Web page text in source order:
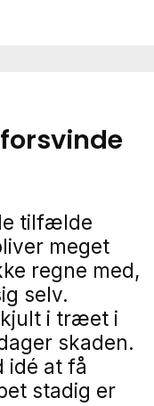
tilfælde
meget
regne med,
selv.
i træet i
skaden.
idé at få
stadig er